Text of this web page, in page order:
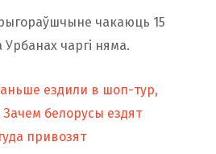
чакаюць 15
чаргі няма.
ездили в шоп-тур,
белорусы ездят
привозят